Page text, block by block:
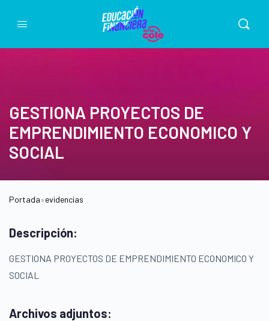
GESTIONA PROYECTOS DE
EMPRENDIMIENTO ECONOMICO Y
SOCIAL
Portada»evidencias
Descripción:
GESTIONA PROYECTOS DE EMPRENDIMIENTO ECONOMICO Y
SOCIAL
Archivos adjuntos: